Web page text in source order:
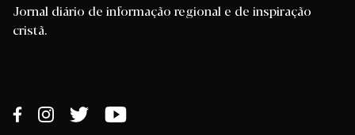
Jornal diário de informação regional e de inspiração
cristã.